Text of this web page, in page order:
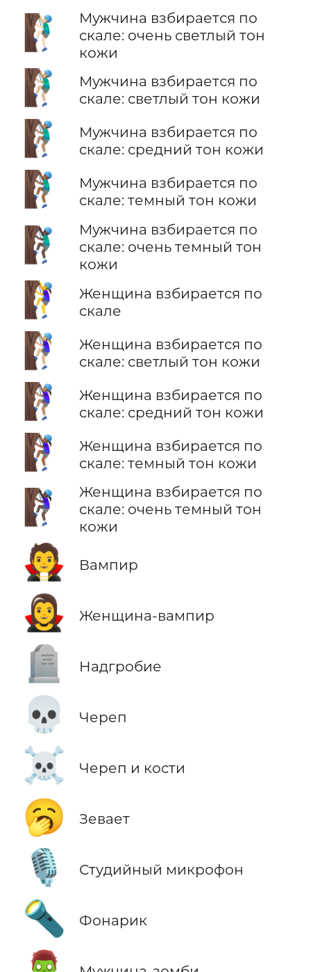
🧗🏻‍♂️
Мужчина взбирается по
скале: очень светлый тон
кожи
🧗🏼‍♂️
Мужчина взбирается по
скале: светлый тон кожи
🧗🏽‍♂️
Мужчина взбирается по
скале: средний тон кожи
🧗🏾‍♂️
Мужчина взбирается по
скале: темный тон кожи
🧗🏿‍♂️
Мужчина взбирается по
скале: очень темный тон
кожи
🧗‍♀️
Женщина взбирается по
скале
🧗🏼‍♀️
Женщина взбирается по
скале: светлый тон кожи
🧗🏽‍♀️
Женщина взбирается по
скале: средний тон кожи
🧗🏾‍♀️
Женщина взбирается по
скале: темный тон кожи
🧗🏿‍♀️
Женщина взбирается по
скале: очень темный тон
кожи
🧛 Вампир
🧛‍♀️ Женщина-вампир
🪦 Надгробие
💀 Череп
☠️ Череп и кости
🥱 Зевает
🎙️ Студийный микрофон
🔦 Фонарик